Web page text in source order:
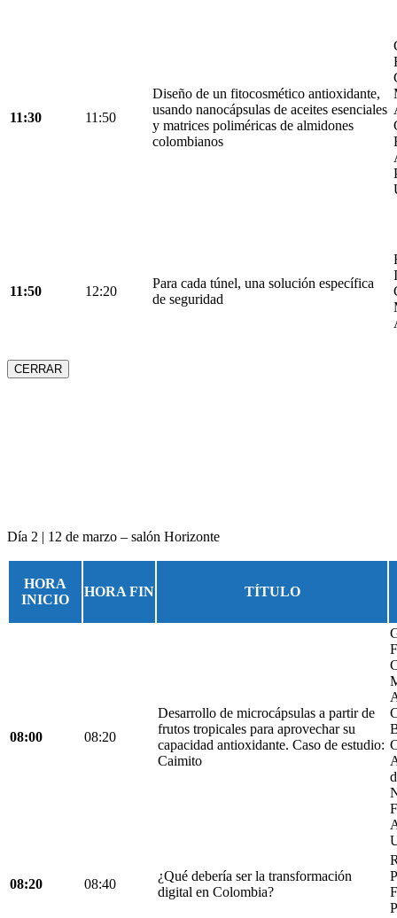
11:30 11:50
Diseño de un fitocosmético antioxidante,
usando nanocápsulas de aceites esenciales
y matrices poliméricas de almidones
colombianos
11:50 12:20
Para cada túnel, una solución específica
de seguridad
CERRAR
Día 2 | 12 de marzo – salón Horizonte
HORA
INICIO
HORA FIN TÍTULO
08:00 08:20
Desarrollo de microcápsulas a partir de
frutos tropicales para aprovechar su
capacidad antioxidante. Caso de estudio:
Caimito
08:20 08:40
¿Qué debería ser la transformación
digital en Colombia?